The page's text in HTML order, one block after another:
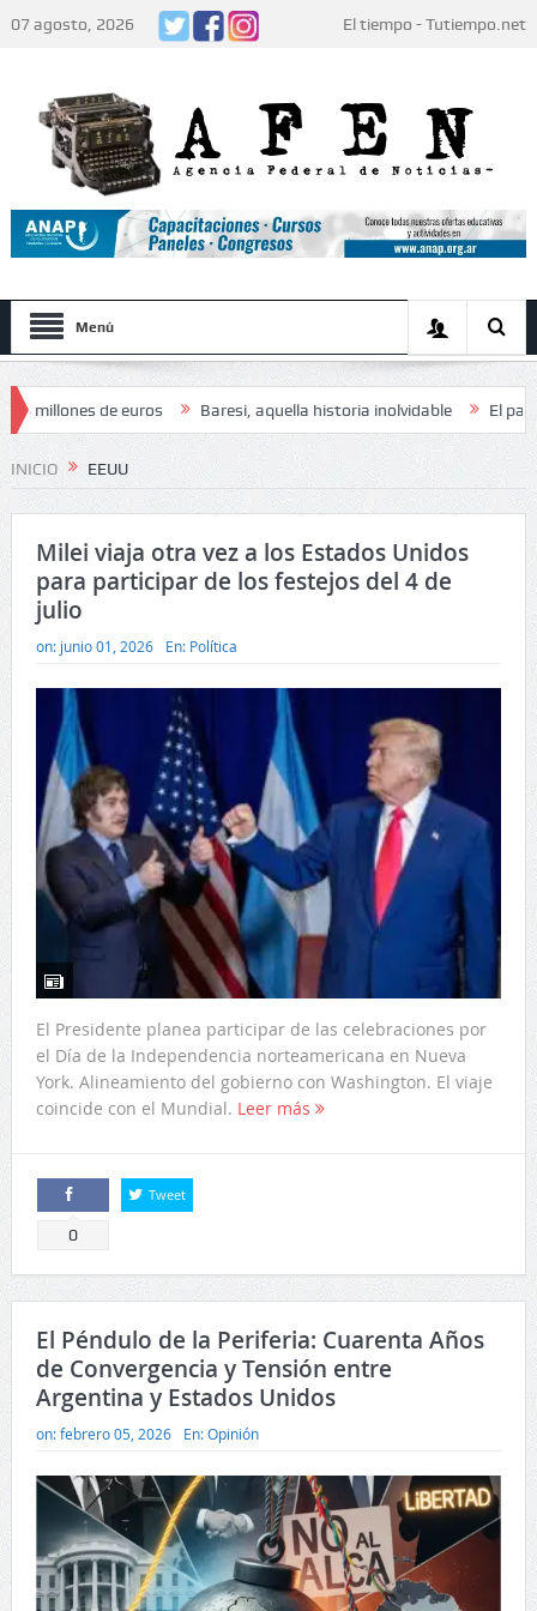
07 agosto, 2026 El tiempo - Tutiempo.net
Menú
de euros Baresi, aquella historia inolvidable El papa León
jugadores: «Decidieron no hacer festejos» Humor
INICIO EEUU
Milei viaja otra vez a los Estados Unidos
para participar de los festejos del 4 de
julio
on: junio 01, 2026 En: Política
El Presidente planea participar de las celebraciones por
el Día de la Independencia norteamericana en Nueva
York. Alineamiento del gobierno con Washington. El viaje
coincide con el Mundial. Leer más
Comparte
0
Tweet
El Péndulo de la Periferia: Cuarenta Años
de Convergencia y Tensión entre
Argentina y Estados Unidos
on:febrero 05, 2026 En:Opinión